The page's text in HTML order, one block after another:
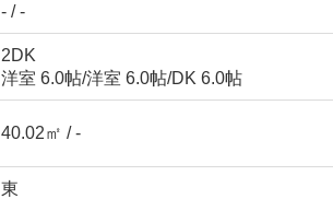
- / -
2DK
洋室 6.0帖/洋室 6.0帖/DK 6.0帖
40.02㎡ / -
東